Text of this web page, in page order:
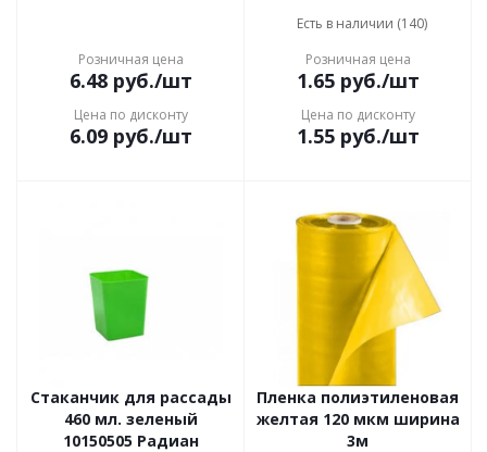
Розничная цена
6.48руб./шт
Цена по дисконту
6.09руб./шт
Есть в наличии (140)
Розничная цена
1.65руб./шт
Цена по дисконту
1.55руб./шт
Стаканчик для рассады
460 мл. зеленый
10150505 Радиан
Пленка полиэтиленовая
желтая 120 мкм ширина
3м